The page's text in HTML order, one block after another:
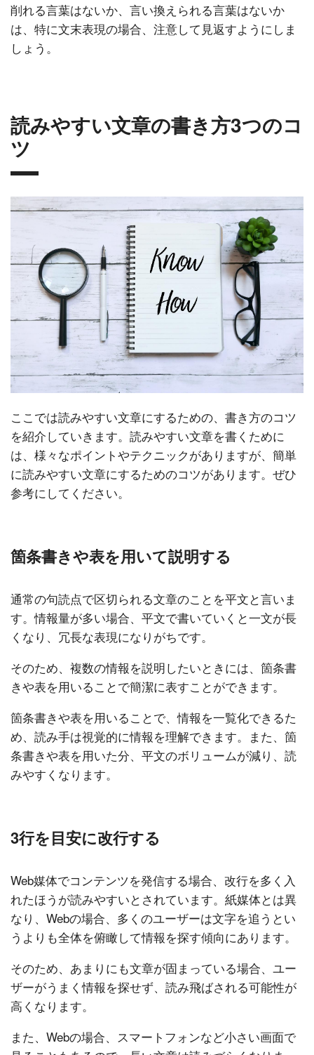
削れる言葉はないか、言い換えられる言葉はないか
は、特に文末表現の場合、注意して見返すようにしま
しょう。
読みやすい文章の書き方3つのコ
ツ
ここでは読みやすい文章にするための、書き方のコツ
を紹介していきます。読みやすい文章を書くために
は、様々なポイントやテクニックがありますが、簡単
に読みやすい文章にするためのコツがあります。ぜひ
参考にしてください。
箇条書きや表を用いて説明する
通常の句読点で区切られる文章のことを平文と言いま
す。情報量が多い場合、平文で書いていくと一文が長
くなり、冗長な表現になりがちです。
そのため、複数の情報を説明したいときには、箇条書
きや表を用いることで簡潔に表すことができます。
箇条書きや表を用いることで、情報を一覧化できるた
め、読み手は視覚的に情報を理解できます。また、箇
条書きや表を用いた分、平文のボリュームが減り、読
みやすくなります。
3行を目安に改行する
Web媒体でコンテンツを発信する場合、改行を多く入
れたほうが読みやすいとされています。紙媒体とは異
なり、Webの場合、多くのユーザーは文字を追うとい
うよりも全体を俯瞰して情報を探す傾向にあります。
そのため、あまりにも文章が固まっている場合、ユー
ザーがうまく情報を探せず、読み飛ばされる可能性が
高くなります。
また、Webの場合、スマートフォンなど小さい画面で